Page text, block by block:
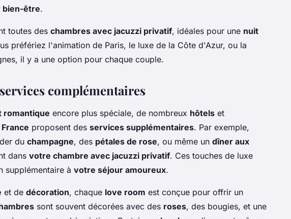
bien-être.
toutes des chambres avec jacuzzi privatif, idéales pour une nuit
préfériez l'animation de Paris, le luxe de la Côte d'Azur, ou la
il y a une option pour chaque couple.
complémentaires
romantique encore plus spéciale, de nombreux hôtels et
France proposent des services supplémentaires. Par exemple,
du champagne, des pétales de rose, ou même un dîner aux
dans votre chambre avec jacuzzi privatif. Ces touches de luxe
supplémentaire à votre séjour amoureux.
et de décoration, chaque love room est conçue pour offrir un
sont souvent décorées avec des roses, des bougies, et une